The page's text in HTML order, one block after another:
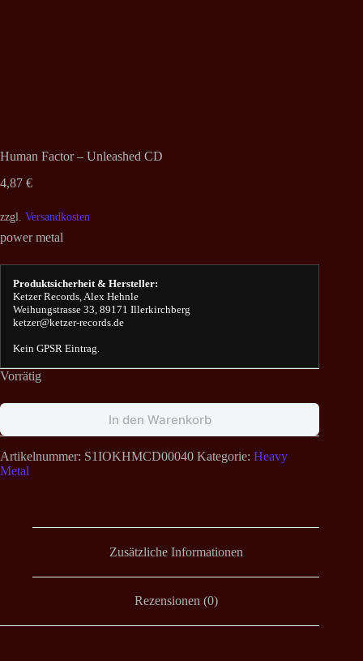
Human Factor – Unleashed CD
4,87 €
zzgl. Versandkosten
power metal
Produktsicherheit & Hersteller:
Ketzer Records, Alex Hehnle
Weihungstrasse 33, 89171 Illerkirchberg
ketzer@ketzer-records.de
Kein GPSR Eintrag.
Vorrätig
In den Warenkorb
Artikelnummer: S1IOKHMCD00040 Kategorie: Heavy
Metal
Zusätzliche Informationen
Rezensionen (0)